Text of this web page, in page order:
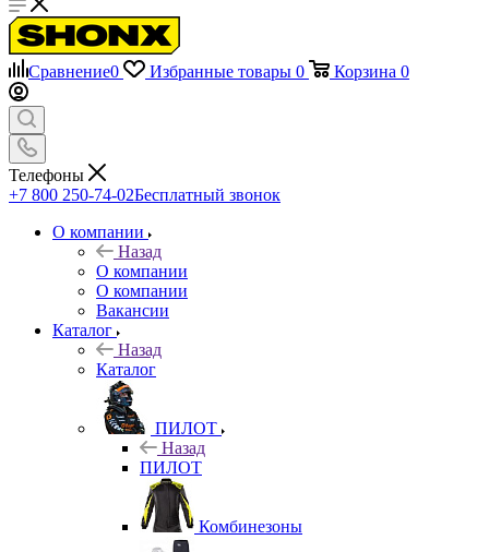
Сравнение0 Избранные товары 0 Корзина 0
Телефоны
+7 800 250-74-02Бесплатный звонок
О компании
Назад
О компании
О компании
Вакансии
Каталог
Назад
Каталог
ПИЛОТ
Назад
ПИЛОТ
Комбинезоны